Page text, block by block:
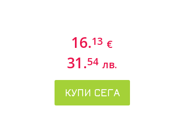
16.13 €
31.54 лв.
КУПИ СЕГА